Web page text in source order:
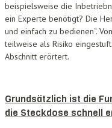
beispielsweise die
ein Experte benötigt? Die
und einfach zu bedienen“.
teilweise als Risiko
Abschnitt erörtert.
Grundsätzlich ist die
die Steckdose schnell